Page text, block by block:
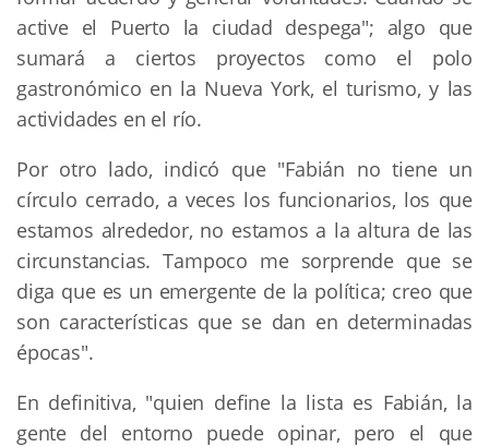
active el Puerto la ciudad despega"; algo que
sumará a ciertos proyectos como el polo
gastronómico en la Nueva York, el turismo, y las
actividades en el río.
Por otro lado, indicó que "Fabián no tiene un
círculo cerrado, a veces los funcionarios, los que
estamos alrededor, no estamos a la altura de las
circunstancias. Tampoco me sorprende que se
diga que es un emergente de la política; creo que
son características que se dan en determinadas
épocas".
En definitiva, "quien define la lista es Fabián, la
gente del entorno puede opinar, pero el que